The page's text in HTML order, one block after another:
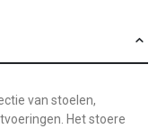
van stoelen,
Het stoere